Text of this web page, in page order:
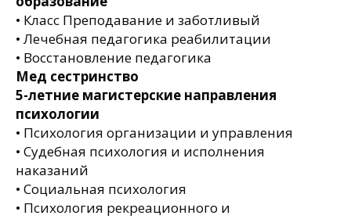
• Класс Преподавание и заботливый
• Лечебная педагогика реабилитации
• Восстановление педагогика
Мед сестринство
5-летние магистерские направления
психологии
• Психология организации и управления
• Судебная психология и исполнения
наказаний
• Социальная психология
• Психология рекреационного и